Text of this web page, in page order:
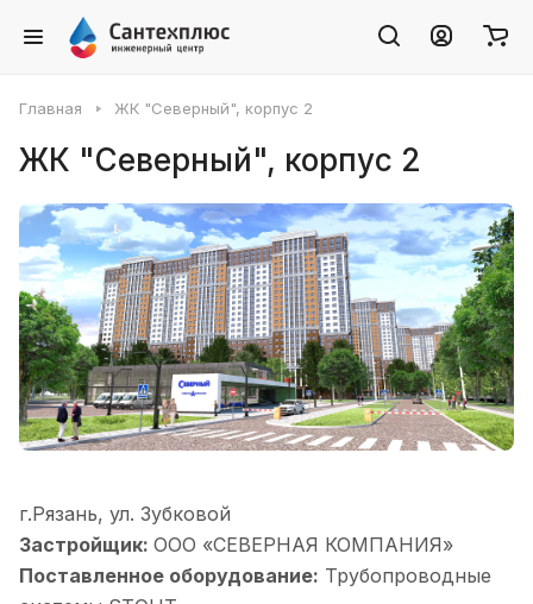
Главная ЖК "Северный", корпус 2
ЖК "Северный", корпус 2
г.Рязань, ул. Зубковой
Застройщик: ООО «СЕВЕРНАЯ КОМПАНИЯ»
Поставленное оборудование: Трубопроводные